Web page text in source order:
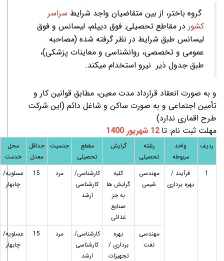
گروه باختر، از بین متقاضیان واجد شرایط سراسر
کشور در مقاطع تحصیلی: فوق دیپلم، لیسانس و فوق
لیسانس طبق شرایط در نظر گرفته شده (مصاحبه
عمومی و تخصصی، روانشناسی و معاینات پزشکی)،
طبق جدول ذیر نیرو استخدام میکند.
و به صورت انعقاد قرارداد مدت معین، مطابق قوانین کار و
تأمین اجتماعی و به صورت ساکن و شاغل دائم (این شرکت
طرح اقماری ندارد)
مهلت ثبت نام: تا 12 شهریور 1400
ردیف
واحد
مربوطه
رشته
تحصیلی
گرایش
مقطع
تحصیلی
جنسیت حداقل
معدل
محل
خدمت
1
فرآیند /
بهره برداری
مهندسی
شیمی
کلیه
گرایش ها
به جز
صنایع
غذائی
کارشناسی/
کارشناسی
ارشد
مرد 15
عسلویه/
چابهار
مهندسی
نفت
بهره
برداری /
تجهیزات
کارشناسی/
کارشناسی
ارشد
مرد 15
عسلویه/
چابهار